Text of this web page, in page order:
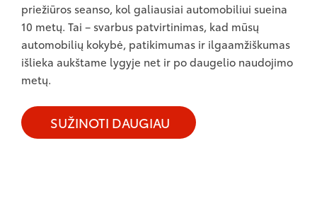
priežiūros seanso, kol galiausiai automobiliui sueina
10 metų. Tai – svarbus patvirtinimas, kad mūsų
automobilių kokybė, patikimumas ir ilgaamžiškumas
išlieka aukštame lygyje net ir po daugelio naudojimo
metų.
SUŽINOTI DAUGIAU